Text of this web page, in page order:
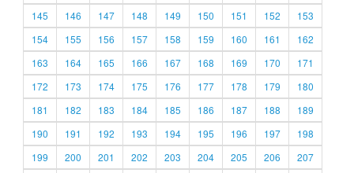
145
146 147 148 149 150 151 152
153
154
155 156 157 158 159 160 161
162
163
164 165 166 167 168 169 170
171
172
173 174 175 176 177 178 179
180
181
182 183 184 185 186 187 188
189
190
191 192 193 194 195 196 197
198
199
200 201 202 203 204 205 206
207